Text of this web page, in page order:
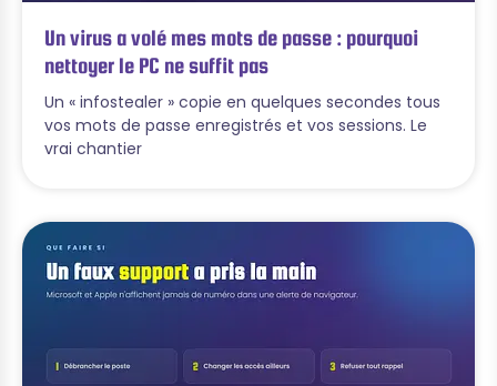
Un virus a volé mes mots de passe : pourquoi
nettoyer le PC ne suffit pas
Un « infostealer » copie en quelques secondes tous
vos mots de passe enregistrés et vos sessions. Le
vrai chantier